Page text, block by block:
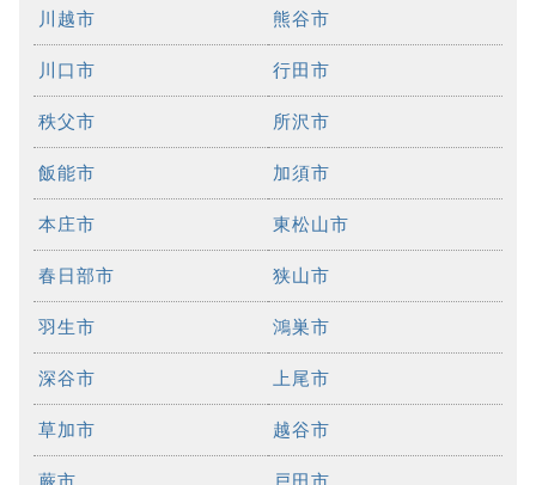
川越市 熊谷市
川口市 行田市
秩父市 所沢市
飯能市 加須市
本庄市 東松山市
春日部市 狭山市
羽生市 鴻巣市
深谷市 上尾市
草加市 越谷市
蕨市 戸田市